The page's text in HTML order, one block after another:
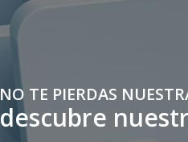
NO TE PIERDAS
descubre